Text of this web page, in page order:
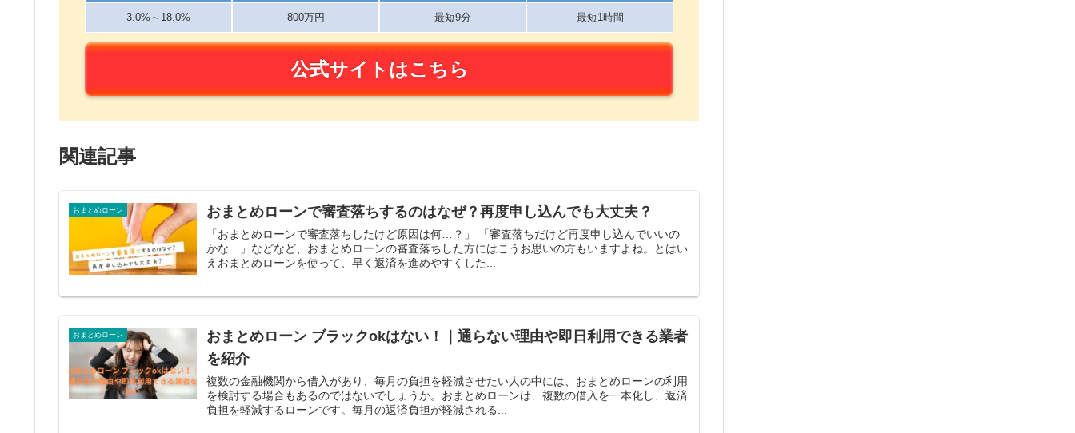
3.0%～18.0% 800万円 最短9分 最短1時間
公式サイトはこちら
関連記事
おまとめローン おまとめローンで審査落ちするのはなぜ？再度申し込んでも大丈夫？
「おまとめローンで審査落ちしたけど原因は何…？」 「審査落ちだけど再度申し込んでいいの
かな…」などなど、おまとめローンの審査落ちした方にはこうお思いの方もいますよね。とはい
えおまとめローンを使って、早く返済を進めやすくした...
おまとめローン
おまとめローン ブラックokはない！｜通らない理由や即日利用できる業者
を紹介
複数の金融機関から借入があり、毎月の負担を軽減させたい人の中には、おまとめローンの利用
を検討する場合もあるのではないでしょうか。おまとめローンは、複数の借入を一本化し、返済
負担を軽減するローンです。毎月の返済負担が軽減される...